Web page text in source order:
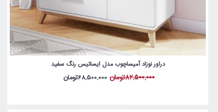
دراور نوزاد آمیساچوب مدل ایساتیس رنگ سفید
82,500,000تومان 68,500,000تومان